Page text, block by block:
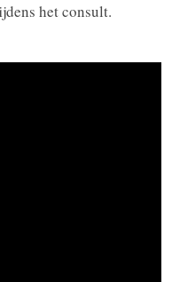
het consult.